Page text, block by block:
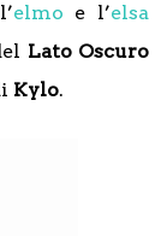
elmo e l’elsa
Lato Oscuro
Kylo.